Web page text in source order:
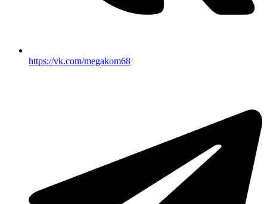
https://vk.com/megakom68